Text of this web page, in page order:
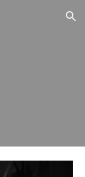
Skip to navigation